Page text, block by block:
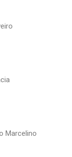
Marcelino